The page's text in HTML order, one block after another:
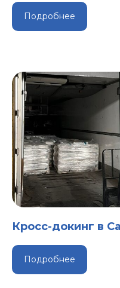
Подробнее
Кросс-докинг в
Подробнее